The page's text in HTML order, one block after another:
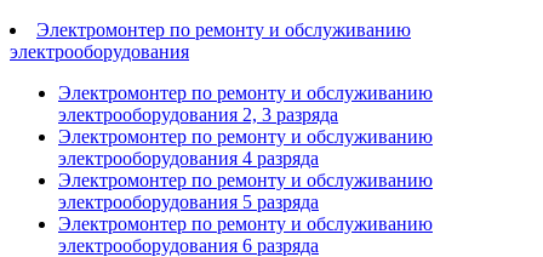
Электромонтер по ремонту и обслуживанию
электрооборудования
Электромонтер по ремонту и обслуживанию
электрооборудования 2, 3 разряда
Электромонтер по ремонту и обслуживанию
электрооборудования 4 разряда
Электромонтер по ремонту и обслуживанию
электрооборудования 5 разряда
Электромонтер по ремонту и обслуживанию
электрооборудования 6 разряда